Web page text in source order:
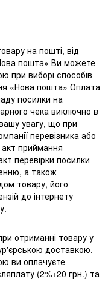
на пошті, від
пошта» Ви можете
при виборі способів
«Нова пошта» Оплата
посилки на
чека виключно в
увагу, що при
перевізника або
акт приймання-
перевірки посилки
а також
товару, його
до інтернету
отриманні товару у
доставкою.
ви оплачуєте
(2%+20 грн.) та